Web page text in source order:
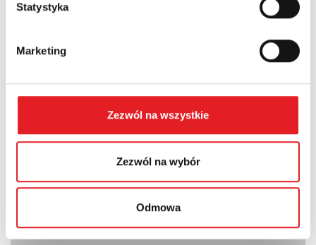
Statystyka
Marketing
Zezwól na wszystkie
Zezwól na wybór
Odmowa
NEED - program, instrukcja